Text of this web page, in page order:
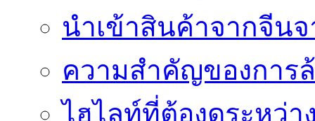
นำเข้าสินค้าจากจีน
ความสำคัญของการ
ไฮไลท์ที่ต้องดูระหว่า